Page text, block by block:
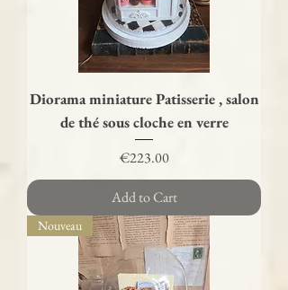
Diorama miniature Patisserie , salon
de thé sous cloche en verre
Price
€223.00
Add to Cart
Nouveau